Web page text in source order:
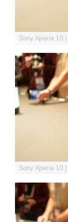
Sony Xperia 10
Sony Xperia 10